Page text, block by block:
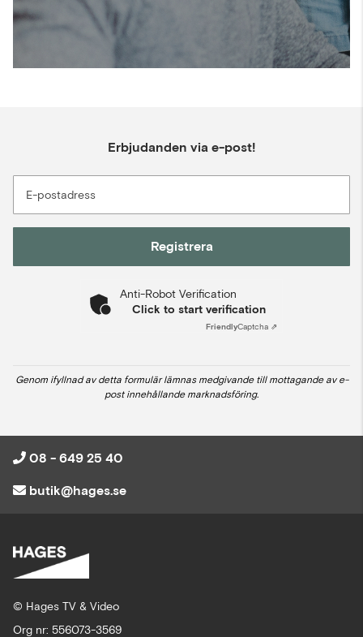
Erbjudanden via e-post!
E-postadress
Registrera
Anti-Robot Verification
Click to start verification
FriendlyCaptcha ⇗
Genom ifyllnad av detta formulär lämnas medgivande till mottagande av e-
post innehållande marknadsföring.
08 - 649 25 40
butik@hages.se
© Hages TV & Video
Org nr: 556073-3569